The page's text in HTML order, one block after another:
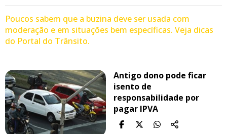
Poucos sabem que a buzina deve ser usada com
moderação e em situações bem específicas. Veja dicas
do Portal do Trânsito.
Antigo dono pode ficar
isento de
responsabilidade por
pagar IPVA